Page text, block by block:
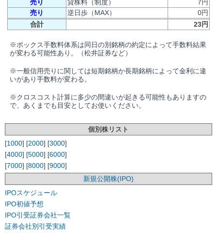
売り
貸株料（制度）
7円
売り
逆日歩（MAX）
0円
合計
23円
※ボックス手数料体系は同日の別銘柄の約定によって手数料結果
が変わる可能性あり。（松井証券など）
※一般信用売りに関しては短期銘柄か長期銘柄によって金利に違
いがあり手数料が変わる。
※クロスコスト計算に多少の間違いが起きる可能性もありますの
で、あくまでも目安としてお使いください。
個別株リスト
[1000] [2000] [3000]
[4000] [5000] [6000]
[7000] [8000] [9000]
新規公開株(IPO)
IPOスケジュール
IPO初値予想
IPO引受証券会社一覧
証券会社別引受実績